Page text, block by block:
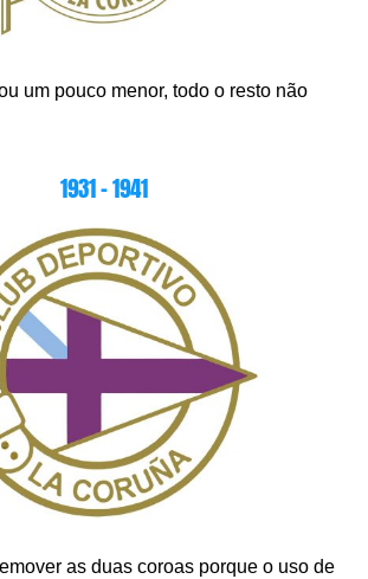
um pouco menor, todo o resto não
1931 – 1941
as duas coroas porque o uso de